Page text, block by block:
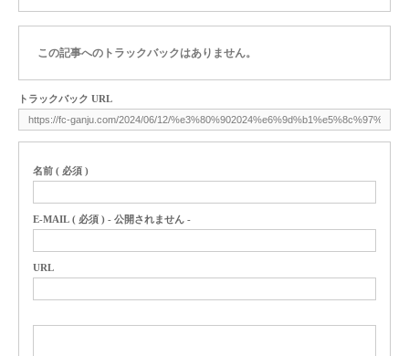
この記事へのトラックバックはありません。
トラックバック URL
名前 ( 必須 )
E-MAIL ( 必須 ) - 公開されません -
URL